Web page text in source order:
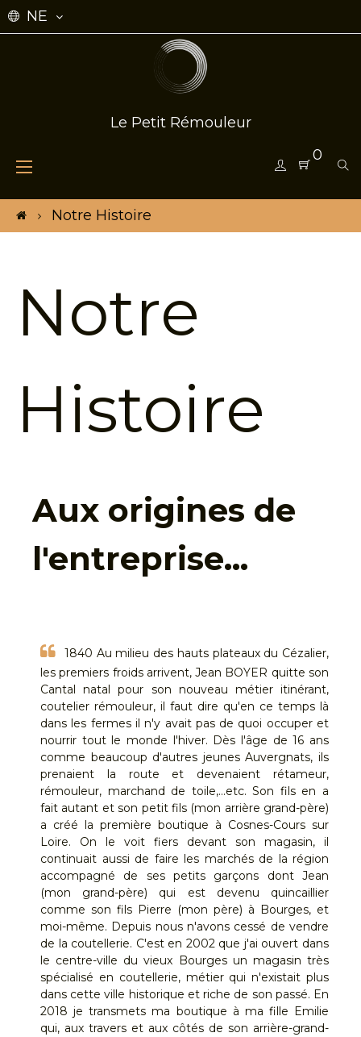
NE
Le Petit Rémouleur
0
Toggle
☰
Notre Histoire
Notre
Histoire
Aux origines de
l'entreprise...
1840 Au milieu des hauts plateaux du Cézalier,
les premiers froids arrivent, Jean BOYER quitte son
Cantal natal pour son nouveau métier itinérant,
coutelier rémouleur, il faut dire qu'en ce temps là
dans les fermes il n'y avait pas de quoi occuper et
nourrir tout le monde l'hiver. Dès l'âge de 16 ans
comme beaucoup d'autres jeunes Auvergnats, ils
prenaient la route et devenaient rétameur,
rémouleur, marchand de toile,...etc. Son fils en a
fait autant et son petit fils (mon arrière grand-père)
a créé la première boutique à Cosnes-Cours sur
Loire. On le voit fiers devant son magasin, il
continuait aussi de faire les marchés de la région
accompagné de ses petits garçons dont Jean
(mon grand-père) qui est devenu quincaillier
comme son fils Pierre (mon père) à Bourges, et
moi-même. Depuis nous n'avons cessé de vendre
de la coutellerie. C'est en 2002 que j'ai ouvert dans
le centre-ville du vieux Bourges un magasin très
spécialisé en coutellerie, métier qui n'existait plus
dans cette ville historique et riche de son passé. En
2018 je transmets ma boutique à ma fille Emilie
qui, aux travers et aux côtés de son arrière-grand-